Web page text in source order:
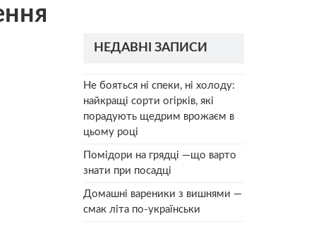
НЕДАВНІ ЗАПИСИ
Не бояться ні спеки, ні холоду:
найкращі сорти огірків, які
порадують щедрим врожаєм в
цьому році
Помідори на грядці —що варто
знати при посадці
Домашні вареники з вишнями —
смак літа по-українськи